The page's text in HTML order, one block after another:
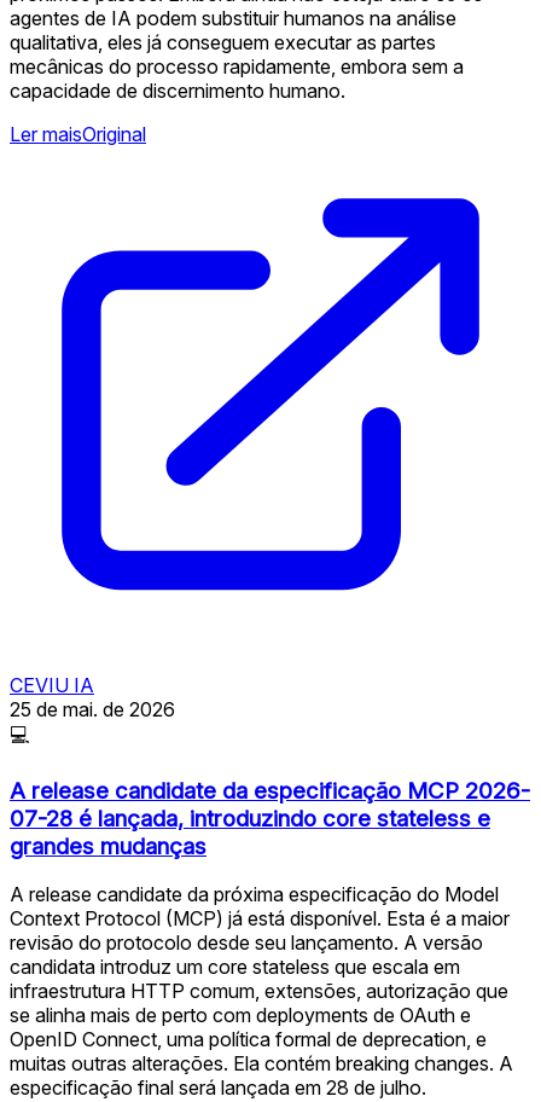
agentes de IA podem substituir humanos na análise
qualitativa, eles já conseguem executar as partes
mecânicas do processo rapidamente, embora sem a
capacidade de discernimento humano.
Ler maisOriginal
CEVIU IA
25 de mai. de 2026
💻
A release candidate da especificação MCP 2026-
07-28 é lançada, introduzindo core stateless e
grandes mudanças
A release candidate da próxima especificação do Model
Context Protocol (MCP) já está disponível. Esta é a maior
revisão do protocolo desde seu lançamento. A versão
candidata introduz um core stateless que escala em
infraestrutura HTTP comum, extensões, autorização que
se alinha mais de perto com deployments de OAuth e
OpenID Connect, uma política formal de deprecation, e
muitas outras alterações. Ela contém breaking changes. A
especificação final será lançada em 28 de julho.